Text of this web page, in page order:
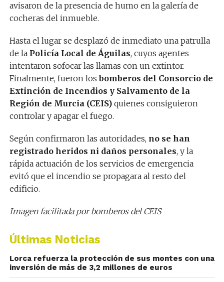
avisaron de la presencia de humo en la galería de
cocheras del inmueble.
Hasta el lugar se desplazó de inmediato una patrulla
de la Policía Local de Águilas, cuyos agentes
intentaron sofocar las llamas con un extintor.
Finalmente, fueron losbomberos del Consorcio de
Extinción de Incendios y Salvamento de la
Región de Murcia (CEIS)quienes consiguieron
controlar y apagar el fuego.
Según confirmaron las autoridades, no se han
registrado heridos ni daños personales, y la
rápida actuación de los servicios de emergencia
evitó que el incendio se propagara al resto del
edificio.
Imagen facilitada por bomberos del CEIS
Últimas Noticias
Lorca refuerza la protección de sus montes con una
inversión de más de 3,2 millones de euros